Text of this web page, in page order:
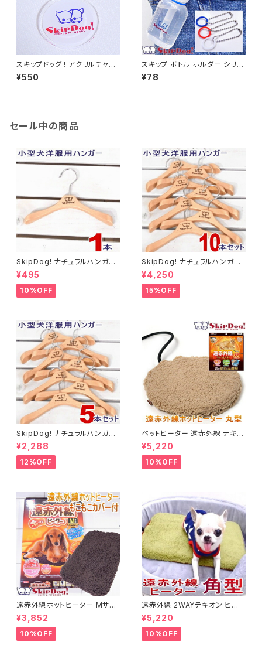
スキップドッグ ! アクリルチャー
ム 丸型 チワワ 雑貨 キーホルダ
ー
¥550
スキップ ボトル ホルダー シリコ
ンリング チワワ 犬 水 水飲み 水
入れ 散歩 おやつ 水筒 介護 グ
¥78
セール中の商品
SkipDog! ナチュラルハンガー
1本
¥495
10%OFF
SkipDog! ナチュラルハンガー
10本セット
¥4,250
15%OFF
SkipDog! ナチュラルハンガー
5本セット
¥2,288
12%OFF
ペットヒーター 遠赤外線 テキオ
ンヒーター 丸型 まる チワワ 小
型犬 犬用ヒーター
¥5,220
10%OFF
遠赤外線ホットヒーター Mサイ
ズ チワワ 小型犬 犬 ペット用ヒ
ーター 湯たんぽ 暖房 暖房グッ
ズ 温度 温かい あったか あたた
か 暖か 設定 暖房器具 保温 保
¥3,852
10%OFF
遠赤外線 2WAYテキオン ヒータ
ー 角型 Ｍサイズ(チワワ 小型犬
ペット グッズ 暖房 保温 ヒータ
ー 犬用品 送料無料)
¥5,220
10%OFF